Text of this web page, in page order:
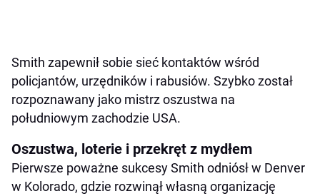
Smith zapewnił sobie sieć kontaktów wśród
policjantów, urzędników i rabusiów. Szybko został
rozpoznawany jako mistrz oszustwa na
południowym zachodzie USA.
Oszustwa, loterie i przekręt z mydłem
Pierwsze poważne sukcesy Smith odniósł w Denver
w Kolorado, gdzie rozwinął własną organizację